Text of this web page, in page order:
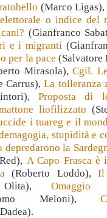
(Marco Ligas),
o indice del
(Gianfranco
e i migranti
per la pace
Mirasola), Cgil.
Carrus),La tolleranza
Proposta di
liofilizzato
i tuareg e il
stupidità e
depredarono la
A Capo Frasca è
(Roberto Loddo), Il
Meloni),